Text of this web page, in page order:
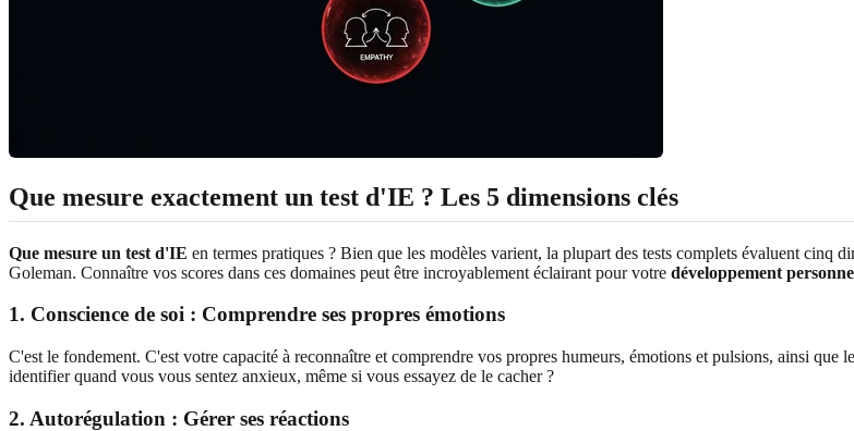
Que mesure exactement un test d'IE ? Les 5 dimensions clés
Que mesure un test d'IE en termes pratiques ? Bien que les modèles varient, la plupart des tests complets évaluent
Goleman. Connaître vos scores dans ces domaines peut être incroyablement éclairant pour votre développement
1. Conscience de soi : Comprendre ses propres émotions
C'est le fondement. C'est votre capacité à reconnaître et comprendre vos propres humeurs, émotions et pulsions, ainsi
identifier quand vous vous sentez anxieux, même si vous essayez de le cacher ?
2. Autorégulation : Gérer ses réactions